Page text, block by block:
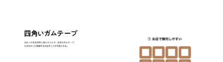
進化するPCとデバイスの未来